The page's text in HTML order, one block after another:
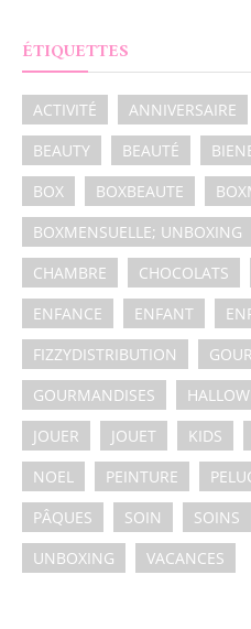
ÉTIQUETTES
ACTIVITÉ ANNIVERSAIRE
BEAUTY
BEAUTÉ
BOX
BOXBEAUTE
BOXMENSUELLE; UNBOXING
CHAMBRE
CHOCOLATS
ENFANCE
ENFANT
FIZZYDISTRIBUTION
GOURMANDISES
JOUER
JOUET KIDS
NOEL
PEINTURE
PÂQUES
SOIN SOINS
UNBOXING
VACANCES